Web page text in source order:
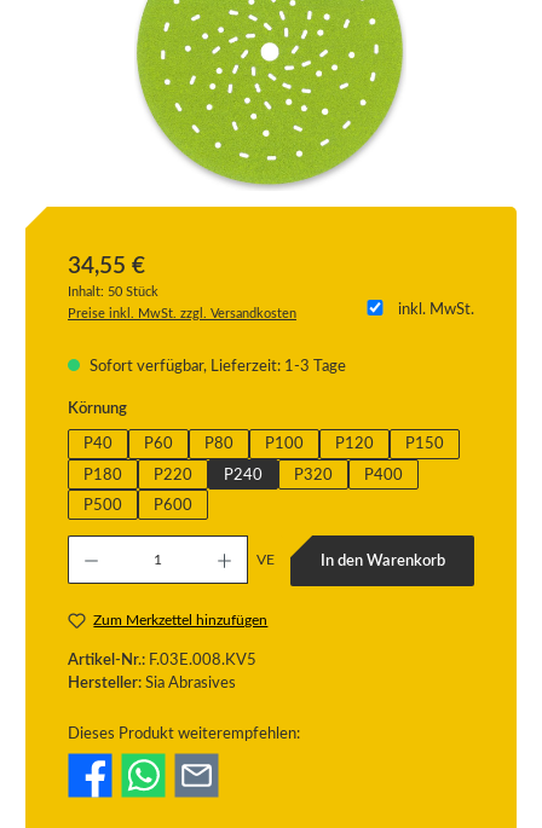
34,55 €
Inhalt: 50 Stück
inkl. MwSt.
Preise inkl. MwSt. zzgl. Versandkosten
Sofort verfügbar, Lieferzeit: 1-3 Tage
Körnungauswählen
P40 P60 P80 P100 P120 P150
P180 P220 P240 P320 P400
P500 P600
Produkt Anzahl: Gib den gewünschten Wert ein oder benutze die Schaltflächen um
VE In den Warenkorb
Zum Merkzettel hinzufügen
Artikel-Nr.: F.03E.008.KV5
Hersteller: Sia Abrasives
Dieses Produkt weiterempfehlen: